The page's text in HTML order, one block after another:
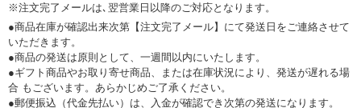
※注文完了メールは､翌営業日以降のご対応となります。
●商品在庫が確認出来次第【注文完了メール】にて発送日をご連絡させて
いただきます。
●商品の発送は原則として、一週間以内にいたします。
●ギフト商品やお取り寄せ商品、または在庫状況により、発送が遅れる場
合 もございます。あらかじめご了承ください。
●郵便振込（代金先払い）は、入金が確認でき次第の発送になります。